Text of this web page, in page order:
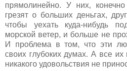
прямолинейно. У них,
грезят о больших деньгах,
чтобы уехать куда-нибудь
морской ветер, и больше не
И проблема в том, что эти
своих глубоких думах. А все
никакого удовольствия не